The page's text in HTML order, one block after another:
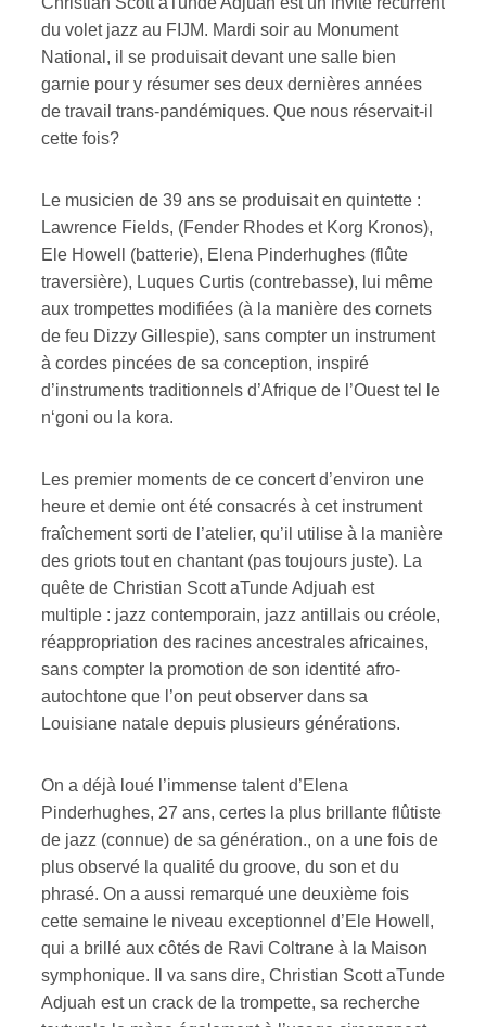
du volet jazz au FIJM. Mardi soir au Monument
National, il se produisait devant une salle bien
garnie pour y résumer ses deux dernières années
de travail trans-pandémiques. Que nous réservait-il
cette fois?
Le musicien de 39 ans se produisait en quintette :
Lawrence Fields, (Fender Rhodes et Korg Kronos),
Ele Howell (batterie), Elena Pinderhughes (flûte
traversière), Luques Curtis (contrebasse), lui même
aux trompettes modifiées (à la manière des cornets
de feu Dizzy Gillespie), sans compter un instrument
à cordes pincées de sa conception, inspiré
d’instruments traditionnels d’Afrique de l’Ouest tel le
n‘goni ou la kora.
Les premier moments de ce concert d’environ une
heure et demie ont été consacrés à cet instrument
fraîchement sorti de l’atelier, qu’il utilise à la manière
des griots tout en chantant (pas toujours juste). La
quête de Christian Scott aTunde Adjuah est
multiple : jazz contemporain, jazz antillais ou créole,
réappropriation des racines ancestrales africaines,
sans compter la promotion de son identité afro-
autochtone que l’on peut observer dans sa
Louisiane natale depuis plusieurs générations.
On a déjà loué l’immense talent d’Elena
Pinderhughes, 27 ans, certes la plus brillante flûtiste
de jazz (connue) de sa génération., on a une fois de
plus observé la qualité du groove, du son et du
phrasé. On a aussi remarqué une deuxième fois
cette semaine le niveau exceptionnel d’Ele Howell,
qui a brillé aux côtés de Ravi Coltrane à la Maison
symphonique. Il va sans dire, Christian Scott aTunde
Adjuah est un crack de la trompette, sa recherche